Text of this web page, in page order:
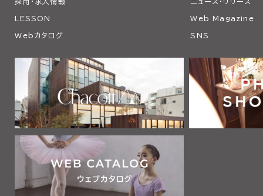
LESSON Web Magazine
Webカタログ SNS